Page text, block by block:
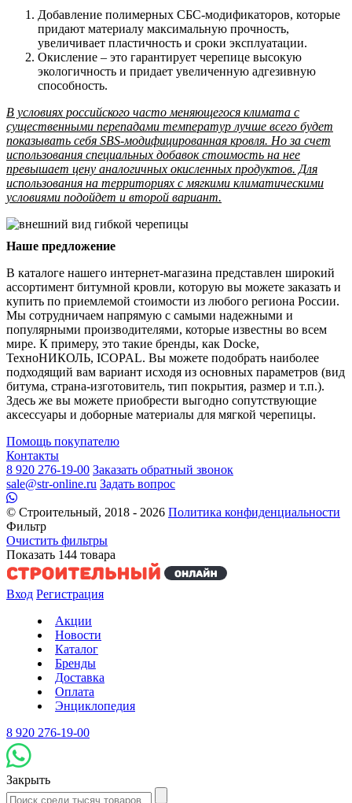
Добавление полимерных СБС-модификаторов, которые
придают материалу максимальную прочность,
увеличивает пластичность и сроки эксплуатации.
Окисление – это гарантирует черепице высокую
экологичность и придает увеличенную адгезивную
способность.
В условиях российского часто меняющегося климата с
существенными перепадами температур лучше всего будет
показывать себя SBS-модифицированная кровля. Но за счет
использования специальных добавок стоимость на нее
превышает цену аналогичных окисленных продуктов. Для
использования на территориях с мягкими климатическими
условиями подойдет и второй вариант.
Наше предложение
В каталоге нашего интернет-магазина представлен широкий
ассортимент битумной кровли, которую вы можете заказать и
купить по приемлемой стоимости из любого региона России.
Мы сотрудничаем напрямую с самыми надежными и
популярными производителями, которые известны во всем
мире. К примеру, это такие бренды, как Docke,
ТехноНИКОЛЬ, ICOPAL. Вы можете подобрать наиболее
подходящий вам вариант исходя из основных параметров (вид
битума, страна-изготовитель, тип покрытия, размер и т.п.).
Здесь же вы можете приобрести выгодно сопутствующие
аксессуары и доборные материалы для мягкой черепицы.
Помощь покупателю
Контакты
8 920 276-19-00 Заказать обратный звонок
sale@str-online.ru Задать вопрос
© Строительный, 2018 - 2026 Политика конфиденциальности
Фильтр
Очистить фильтры
Показать 144 товара
Вход Регистрация
Акции
Новости
Каталог
Бренды
Доставка
Оплата
Энциклопедия
8 920 276-19-00
Закрыть